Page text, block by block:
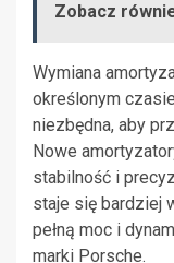
Zobacz
Wymiana
określonym
niezbędna, aby
Nowe
stabilność i
staje się bardziej
pełną moc i
marki Porsche.